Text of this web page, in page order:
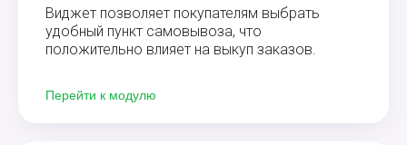
Виджет позволяет покупателям выбрать
удобный пункт самовывоза, что
положительно влияет на выкуп заказов.
Перейти к модулю